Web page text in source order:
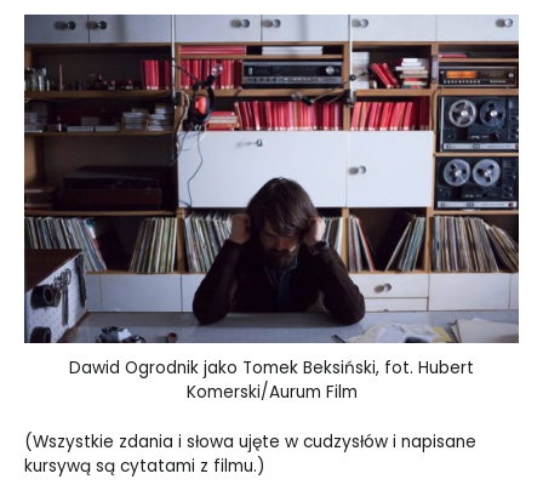
Dawid Ogrodnik jako Tomek Beksiński, fot. Hubert
Komerski/Aurum Film
(Wszystkie zdania i słowa ujęte w cudzysłów i napisane
kursywą są cytatami z filmu.)